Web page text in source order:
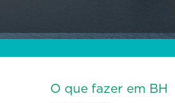
O que fazer em BH